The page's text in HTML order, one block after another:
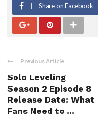
Share on Facebook
Previous Article
Solo Leveling
Season 2 Episode 8
Release Date: What
Fans Need to ...